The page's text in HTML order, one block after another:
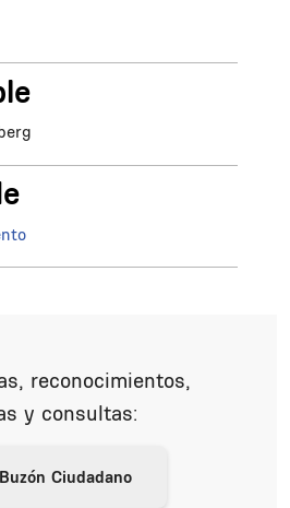
reconocimientos,
y consultas: